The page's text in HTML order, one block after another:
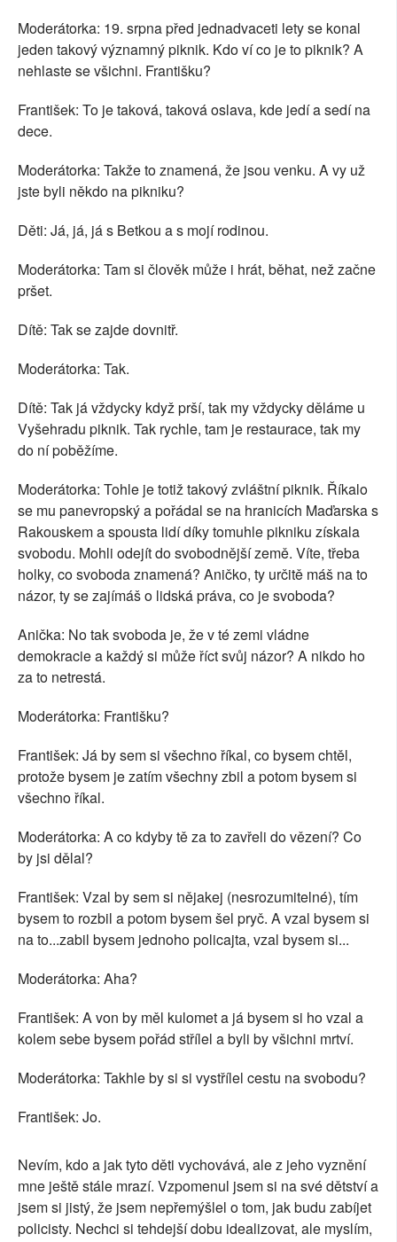
Moderátorka: 19. srpna před jednadvaceti lety se konal
jeden takový významný piknik. Kdo ví co je to piknik? A
nehlaste se všichni. Františku?
František: To je taková, taková oslava, kde jedí a sedí na
dece.
Moderátorka: Takže to znamená, že jsou venku. A vy už
jste byli někdo na pikniku?
Děti: Já, já, já s Betkou a s mojí rodinou.
Moderátorka: Tam si člověk může i hrát, běhat, než začne
pršet.
Dítě: Tak se zajde dovnitř.
Moderátorka: Tak.
Dítě: Tak já vždycky když prší, tak my vždycky děláme u
Vyšehradu piknik. Tak rychle, tam je restaurace, tak my
do ní poběžíme.
Moderátorka: Tohle je totiž takový zvláštní piknik. Říkalo
se mu panevropský a pořádal se na hranicích Maďarska s
Rakouskem a spousta lidí díky tomuhle pikniku získala
svobodu. Mohli odejít do svobodnější země. Víte, třeba
holky, co svoboda znamená? Aničko, ty určitě máš na to
názor, ty se zajímáš o lidská práva, co je svoboda?
Anička: No tak svoboda je, že v té zemi vládne
demokracie a každý si může říct svůj názor? A nikdo ho
za to netrestá.
Moderátorka: Františku?
František: Já by sem si všechno říkal, co bysem chtěl,
protože bysem je zatím všechny zbil a potom bysem si
všechno říkal.
Moderátorka: A co kdyby tě za to zavřeli do vězení? Co
by jsi dělal?
František: Vzal by sem si nějakej (nesrozumitelné), tím
bysem to rozbil a potom bysem šel pryč. A vzal bysem si
na to...zabil bysem jednoho policajta, vzal bysem si...
Moderátorka: Aha?
František: A von by měl kulomet a já bysem si ho vzal a
kolem sebe bysem pořád střílel a byli by všichni mrtví.
Moderátorka: Takhle by si si vystřílel cestu na svobodu?
František: Jo.
Nevím, kdo a jak tyto děti vychovává, ale z jeho vyznění
mne ještě stále mrazí. Vzpomenul jsem si na své dětství a
jsem si jistý, že jsem nepřemýšlel o tom, jak budu zabíjet
policisty. Nechci si tehdejší dobu idealizovat, ale myslím,